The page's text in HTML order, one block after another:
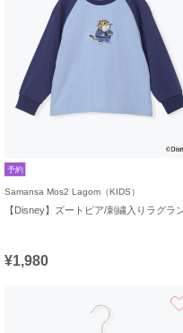
予約
Samansa Mos2 Lagom（KIDS）
¥1,980